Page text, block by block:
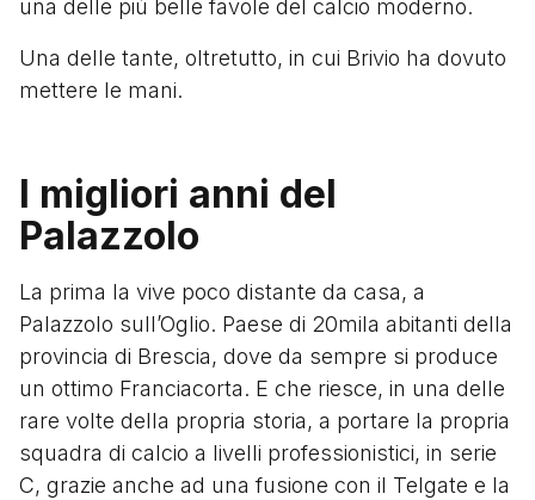
una delle più belle favole del calcio moderno.
Una delle tante, oltretutto, in cui Brivio ha dovuto
mettere le mani.
I migliori anni del
Palazzolo
La prima la vive poco distante da casa, a
Palazzolo sull’Oglio. Paese di 20mila abitanti della
provincia di Brescia, dove da sempre si produce
un ottimo Franciacorta. E che riesce, in una delle
rare volte della propria storia, a portare la propria
squadra di calcio a livelli professionistici, in serie
C, grazie anche ad una fusione con il Telgate e la